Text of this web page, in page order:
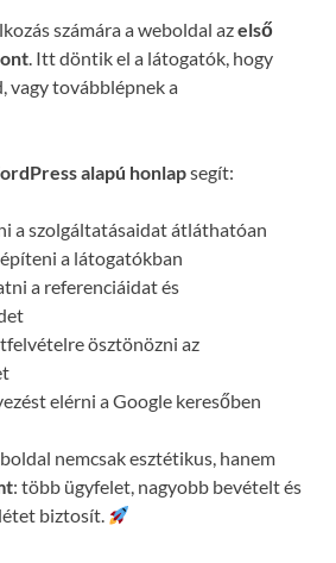
számára a weboldal azelső
. Itt döntik el a látogatók, hogy
vagy továbblépnek a
alapú honlapsegít:
a szolgáltatásaidat átláthatóan
a látogatókban
a referenciáidat és
ösztönözni az
elérni a Google keresőben
nemcsak esztétikus, hanem
: több ügyfelet, nagyobb bevételt és
biztosít.